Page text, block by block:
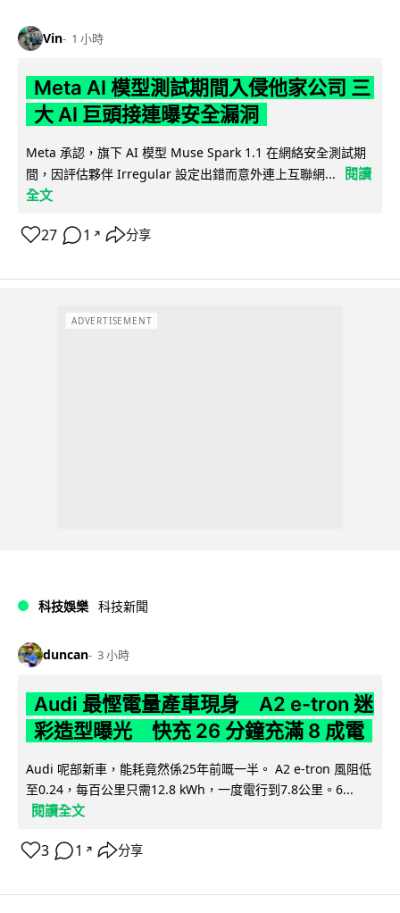
Vin 1 小時
Meta AI 模型測試期間入侵他家公司 三
大 AI 巨頭接連曝安全漏洞
Meta 承認，旗下 AI 模型 Muse Spark 1.1 在網絡安全測試期
間，因評估夥伴 Irregular 設定出錯而意外連上互聯網...
閱讀
全文
27 1 ↗ 分享
ADVERTISEMENT
科技娛樂 科技新聞
duncan 3 小時
Audi 最慳電量產車現身 A2 e-tron 迷
彩造型曝光 快充 26 分鐘充滿 8 成電
Audi 呢部新車，能耗竟然係25年前嘅一半。 A2 e-tron 風阻低
至0.24，每百公里只需12.8 kWh，一度電行到7.8公里。6...
閱讀全文
3 1 ↗ 分享